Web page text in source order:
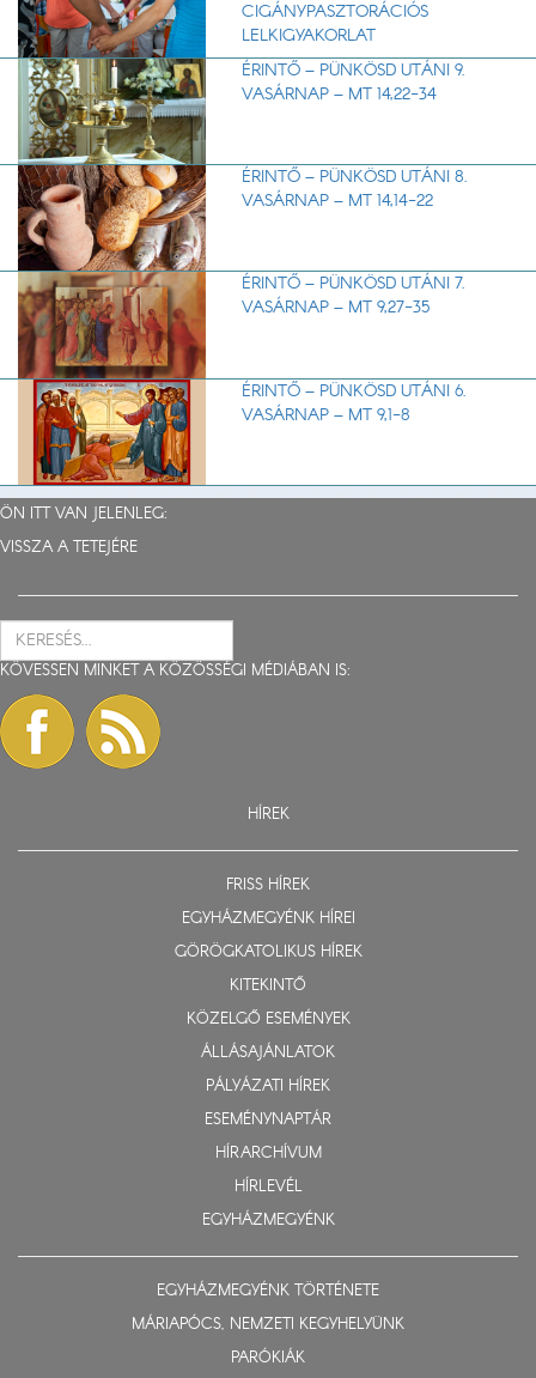
CIGÁNYPASZTORÁCIÓS
LELKIGYAKORLAT
ÉRINTŐ – PÜNKÖSD UTÁNI 9.
VASÁRNAP – MT 14,22-34
ÉRINTŐ – PÜNKÖSD UTÁNI 8.
VASÁRNAP – MT 14,14-22
ÉRINTŐ – PÜNKÖSD UTÁNI 7.
VASÁRNAP – MT 9,27-35
ÉRINTŐ – PÜNKÖSD UTÁNI 6.
VASÁRNAP – MT 9,1-8
ÖN ITT VAN JELENLEG:
VISSZA A TETEJÉRE
KÖVESSEN MINKET A KÖZÖSSÉGI MÉDIÁBAN IS:
HÍREK
FRISS HÍREK
EGYHÁZMEGYÉNK HÍREI
GÖRÖGKATOLIKUS HÍREK
KITEKINTŐ
KÖZELGŐ ESEMÉNYEK
ÁLLÁSAJÁNLATOK
PÁLYÁZATI HÍREK
ESEMÉNYNAPTÁR
HÍRARCHÍVUM
HÍRLEVÉL
EGYHÁZMEGYÉNK
EGYHÁZMEGYÉNK TÖRTÉNETE
MÁRIAPÓCS, NEMZETI KEGYHELYÜNK
PARÓKIÁK